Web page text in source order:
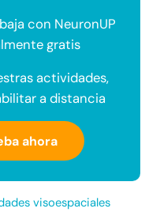
con NeuronUP
gratis
actividades,
a distancia
ahora
visoespaciales